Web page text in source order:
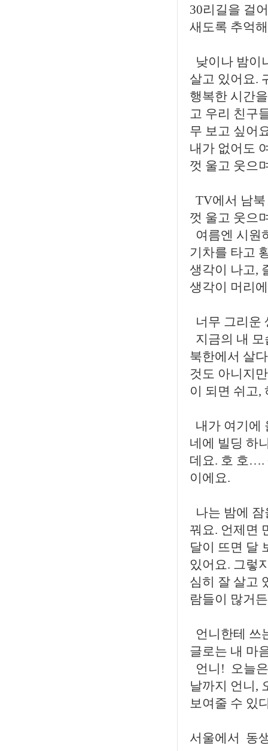
30리길을 걸
새도록 추억
낮이나 밤이
살고 있어요.
행복한 시간
고 우리 친구
무 보고 싶어
내가 없어도
껏 울고 웃으
TV에서 남
껏 울고 웃으
여름엔 시원
기차를 타고
생각이 나고,
생각이 머리
너무 그리운
지금의 내
북한에서 살
것도 아니지
이 되면 쉬고,
내가 여기에
네에 빌딩 하
데요. 호 호….
이에요.
나는 밤에
꿔요. 언제면
달이 뜨면 달
있어요. 그렇
심히 잘 살고
람들이 많거
언니한테 쓰
글로는 내 마
언니! 오늘
날까지 언니,
보여줄 수 있
서울에서 동